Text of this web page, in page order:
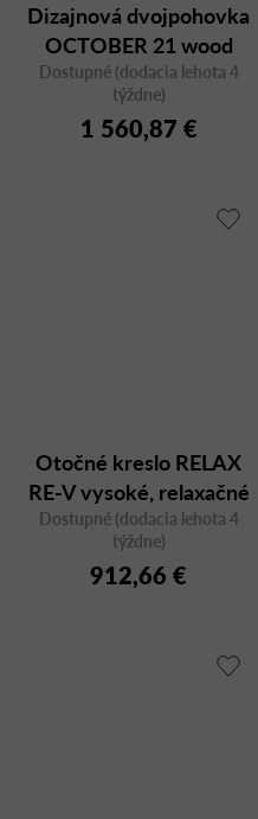
Dizajnová dvojpohovka
OCTOBER 21 wood
Dostupné (dodacia lehota 4
týždne)
1 560,87 €
Otočné kreslo RELAX
RE-V vysoké, relaxačné
Dostupné (dodacia lehota 4
týždne)
912,66 €